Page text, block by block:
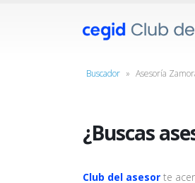
Buscador » Asesoría
¿Buscas
Club del asesor te